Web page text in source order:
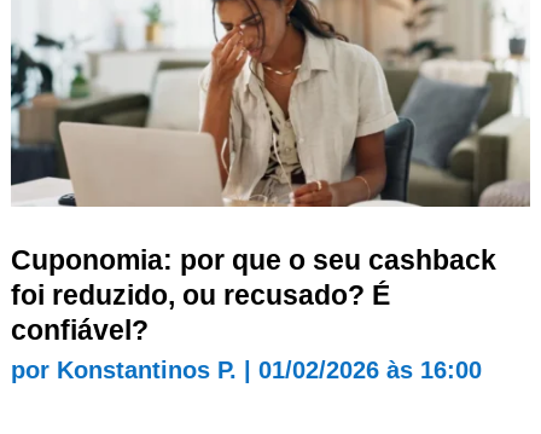
Cuponomia: por que o seu cashback
foi reduzido, ou recusado? É
confiável?
por Konstantinos P. 01/02/2026 às 16:00